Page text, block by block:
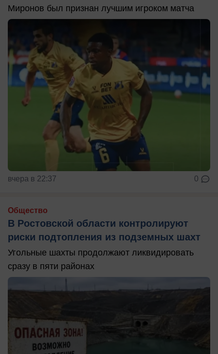
Миронов был признан лучшим игроком матча
вчера в 22:37 0
Общество
В Ростовской области контролируют
риски подтопления из подземных шахт
Угольные шахты продолжают ликвидировать
сразу в пяти районах